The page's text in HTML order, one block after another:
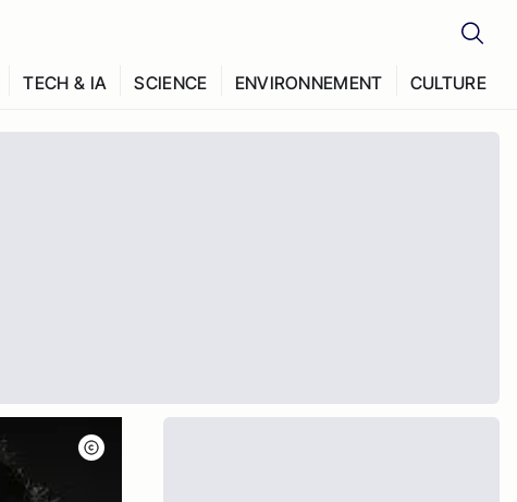
TECH & IA SCIENCE ENVIRONNEMENT CULTURE